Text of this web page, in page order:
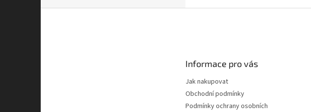
Informace pro vás
Jak nakupovat
Obchodní podmínky
Podmínky ochrany osobních